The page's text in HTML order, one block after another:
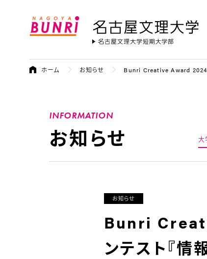
名古屋文理大学
ホーム お知らせ Bunri Creative Award 2024
INFORMATION
お知らせ 大
お知らせ
Bunri
ンテスト『